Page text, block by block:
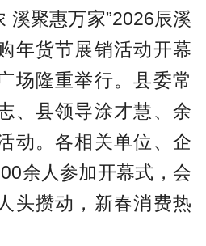
溪聚惠万家”2026辰溪
年货节展销活动开幕
场隆重举行。县委常
、县领导涂才慧、余
动。各相关单位、企
余人参加开幕式，会
头攒动，新春消费热